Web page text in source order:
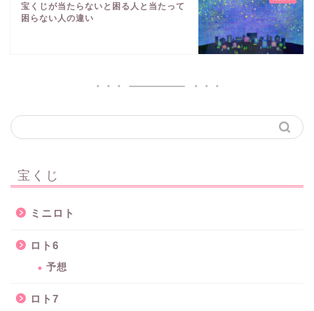
宝くじが当たらないと困る人と当たって
困らない人の違い
宝くじ
ミニロト
ロト6
予想
ロト7